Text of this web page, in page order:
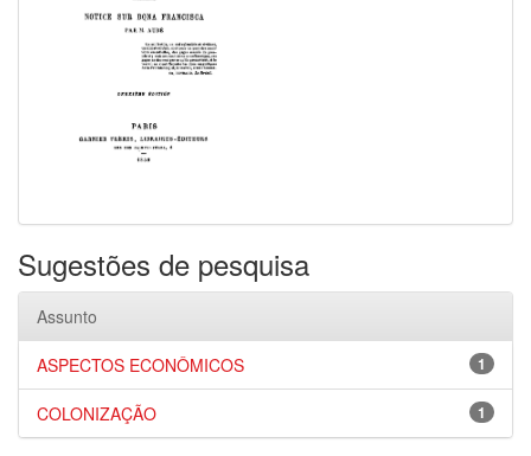
Sugestões de pesquisa
Assunto
1
ASPECTOS ECONÔMICOS
1
COLONIZAÇÃO